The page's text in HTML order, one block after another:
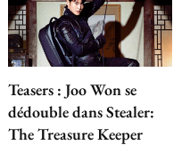
Teasers : Joo Won se
dédouble dans Stealer:
The Treasure Keeper